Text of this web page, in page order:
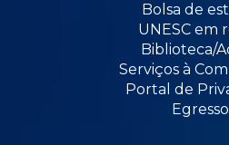
Bolsa de
UNESC em
Biblioteca/
Serviços à
Portal de